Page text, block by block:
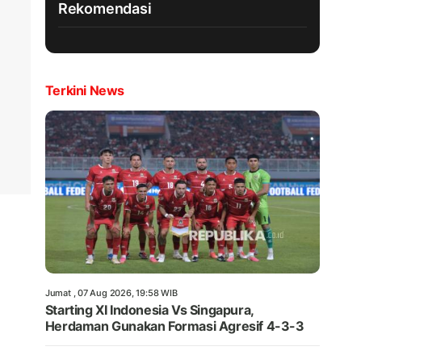
Rekomendasi
Terkini News
Jumat , 07 Aug 2026, 19:58 WIB
Starting XI Indonesia Vs Singapura,
Herdaman Gunakan Formasi Agresif 4-3-3